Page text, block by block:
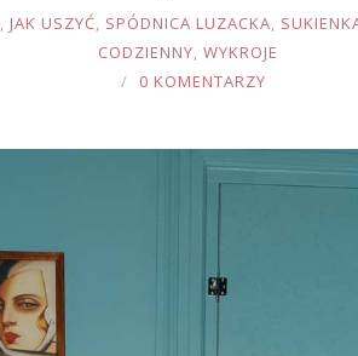
, JAK USZYĆ, SPÓDNICA LUZACKA,
CODZIENNY, WYKROJE
0 KOMENTARZY